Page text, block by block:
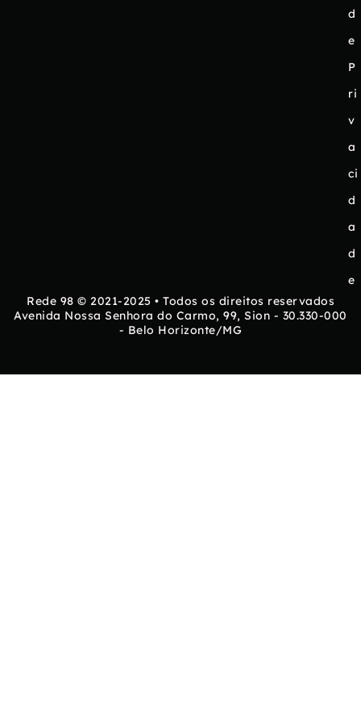
d
e
P
ri
v
a
ci
d
a
d
e
Rede 98 © 2021-2025 • Todos os direitos reservados
Avenida Nossa Senhora do Carmo, 99, Sion - 30.330-000
- Belo Horizonte/MG